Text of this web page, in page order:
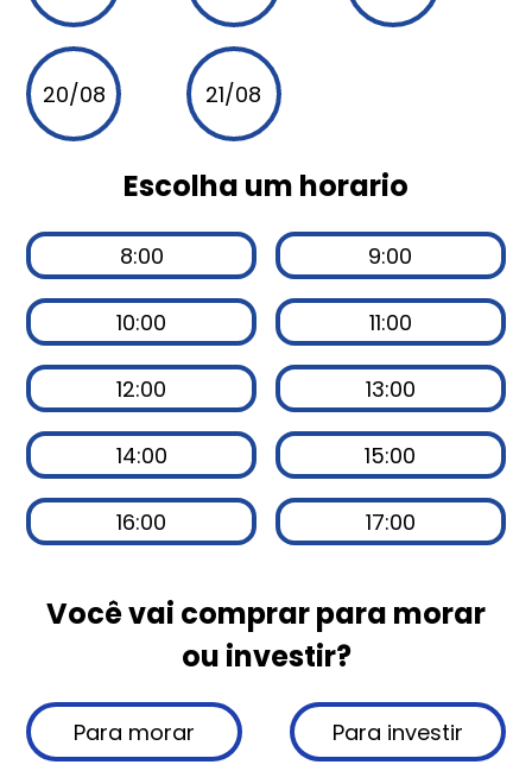
20/08 21/08
Escolha um horario
8:00 9:00
10:00 11:00
12:00 13:00
14:00 15:00
16:00 17:00
Você vai comprar para morar
ou investir?
Para morar Para investir